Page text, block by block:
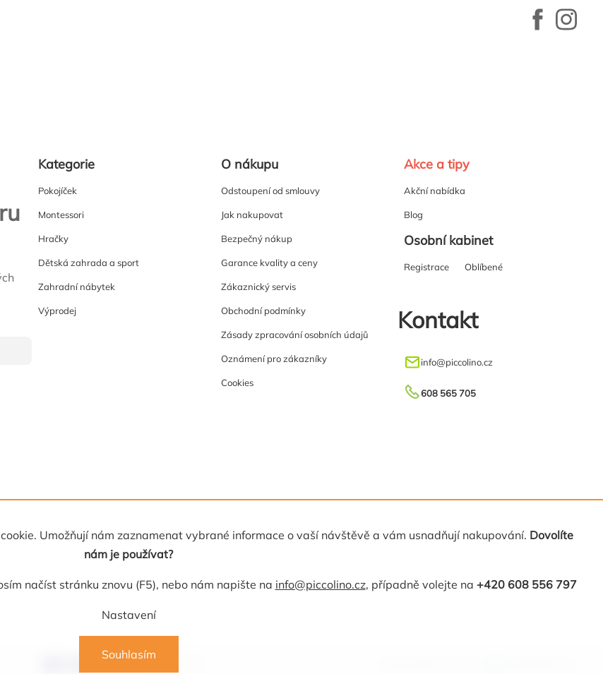
Umožňují nám zaznamenat vybrané informace o vaší návštěvě a vám usnadňují nakupování. Dovolíte
nám je používat?
načíst stránku znovu (F5), nebo nám napište na info@piccolino.cz, případně volejte na +420 608 556 797
Nastavení
Souhlasím
Kategorie
Pokojíček
Montessori
Hračky
Dětská zahrada a sport
Zahradní nábytek
Výprodej
O nákupu
Odstoupení od smlouvy
Jak nakupovat
Bezpečný nákup
Garance kvality a ceny
Zákaznický servis
Obchodní podmínky
Zásady zpracování osobních údajů
Oznámení pro zákazníky
Cookies
Akce a tipy
Akční nabídka
Blog
Osobní kabinet
Registrace Oblíbené
Kontakt
info@piccolino.cz
608 565 705